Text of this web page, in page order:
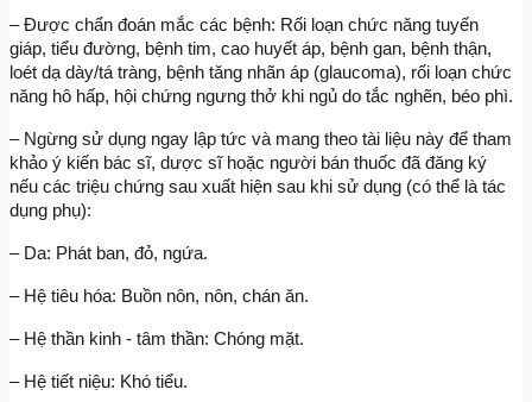
– Được chẩn đoán mắc các bệnh: Rối loạn chức năng tuyến
giáp, tiểu đường, bệnh tim, cao huyết áp, bệnh gan, bệnh thận,
loét dạ dày/tá tràng, bệnh tăng nhãn áp (glaucoma), rối loạn chức
năng hô hấp, hội chứng ngưng thở khi ngủ do tắc nghẽn, béo phì.
– Ngừng sử dụng ngay lập tức và mang theo tài liệu này để tham
khảo ý kiến bác sĩ, dược sĩ hoặc người bán thuốc đã đăng ký
nếu các triệu chứng sau xuất hiện sau khi sử dụng (có thể là tác
dụng phụ):
– Da: Phát ban, đỏ, ngứa.
– Hệ tiêu hóa: Buồn nôn, nôn, chán ăn.
– Hệ thần kinh - tâm thần: Chóng mặt.
– Hệ tiết niệu: Khó tiểu.